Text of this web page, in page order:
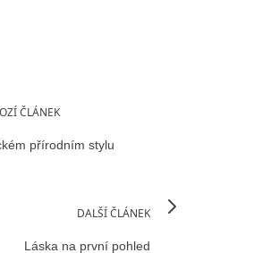
ČLÁNEK
přírodním stylu
DALŠÍ ČLÁNEK
Láska na první pohled